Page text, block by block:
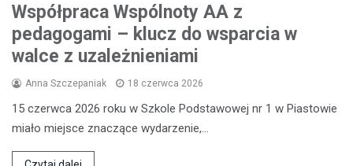
Współpraca Wspólnoty AA z
pedagogami – klucz do wsparcia w
walce z uzależnieniami
Anna Szczepaniak 18 czerwca 2026
15 czerwca 2026 roku w Szkole Podstawowej nr 1 w Piastowie
miało miejsce znaczące wydarzenie,…